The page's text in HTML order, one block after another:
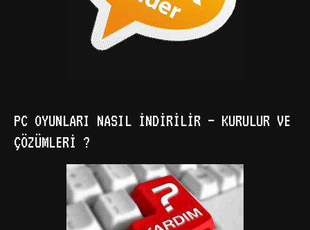
PC OYUNLARI NASIL İNDIRILIR – KURULUR VE
ÇÖZÜMLERI ?